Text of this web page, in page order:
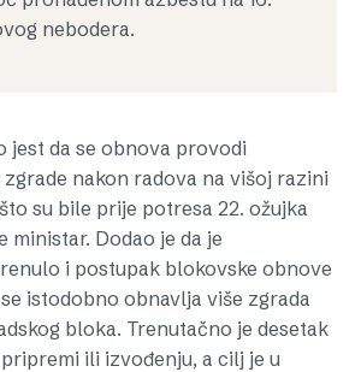
nebodera.
jest da se obnova provodi
nakon radova na višoj razini
su bile prije potresa 22. ožujka
ministar. Dodao je da je
i postupak blokovske obnove
istodobno obnavlja više zgrada
bloka. Trenutačno je desetak
ili izvođenju, a cilj je u